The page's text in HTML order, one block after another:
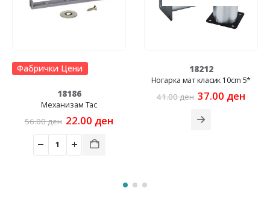
Фабрички Цени
18186
Механизам Таc
56.00ден Original
was:
56.00 ден.
22.00 ден
18212
Ногарка мат класик 10cm 5*
41.00ден Original
was:
41.00 ден.
37.00 ден